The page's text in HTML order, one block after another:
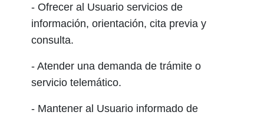
- Ofrecer al Usuario servicios de
información, orientación, cita previa y
consulta.
- Atender una demanda de trámite o
servicio telemático.
- Mantener al Usuario informado de